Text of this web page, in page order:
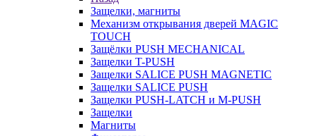
Защелки, магниты
Механизм открывания дверей MAGIC
TOUCH
Защёлки PUSH MECHANICAL
Защелки T-PUSH
Защелки SALICE PUSH MAGNETIC
Защелки SALICE PUSH
Защелки PUSH-LATCH и M-PUSH
Защелки
Магниты